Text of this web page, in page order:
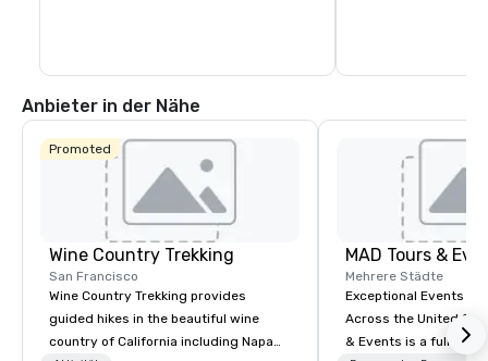
Sonderausstellungen und
über statt.
Anbieter in der Nähe
Promoted
Wine Country Trekking
San Francisco
Wine Country Trekking provides
guided hikes in the beautiful wine
country of California including Napa
MAD Tours &
Mehrere Städte
Exceptional Events &
Across the United States! MAD
& Events is a full-